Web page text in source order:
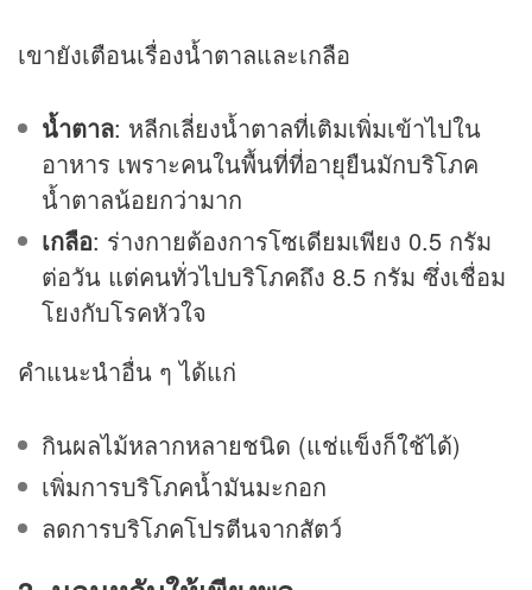
เขายังเตือนเรื่องน้ำตาลและเกลือ
น้ำตาล: หลีกเลี่ยงน้ำตาลที่เติมเพิ่มเข้าไปใน
อาหาร เพราะคนในพื้นที่ที่อายุยืนมักบริโภค
น้ำตาลน้อยกว่ามาก
เกลือ: ร่างกายต้องการโซเดียมเพียง 0.5 กรัม
ต่อวัน แต่คนทั่วไปบริโภคถึง 8.5 กรัม ซึ่งเชื่อม
โยงกับโรคหัวใจ
คำแนะนำอื่น ๆ ได้แก่
กินผลไม้หลากหลายชนิด (แช่แข็งก็ใช้ได้)
เพิ่มการบริโภคน้ำมันมะกอก
ลดการบริโภคโปรตีนจากสัตว์